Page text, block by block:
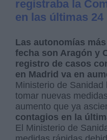
registraba la
en las últimas 24
Las autonomías
fecha son Aragón y
registro de casos
en Madrid va en
Ministerio de
tomar nuevas
aumento que ya
contagios en la
El Ministerio de